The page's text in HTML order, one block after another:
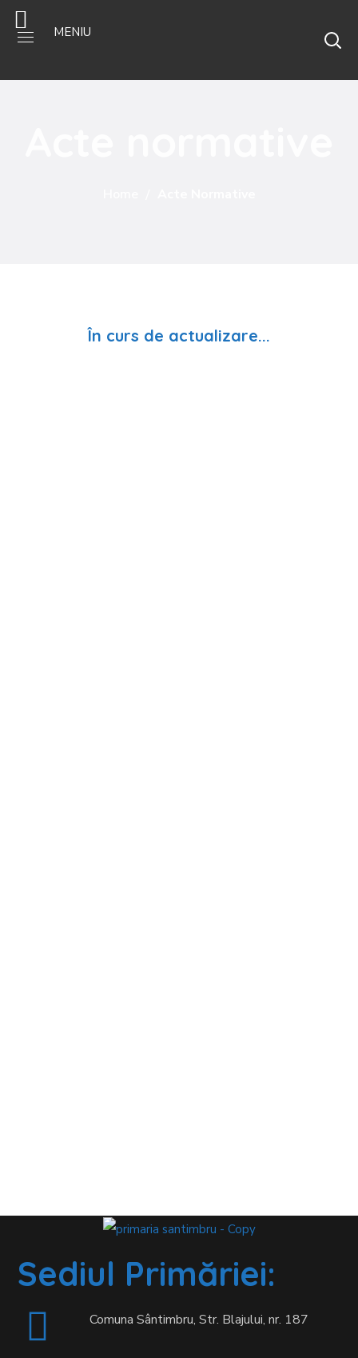
MENIU
În curs de actualizare...
Sediul Primăriei:
Comuna Sântimbru, Str. Blajului, nr. 187